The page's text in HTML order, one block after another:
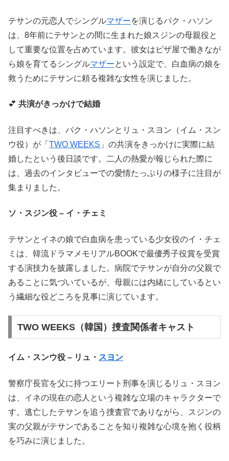
テサンの元恋人でシングルマザーを演じるパク・ハソン
は、8年前にテサンとの間に生まれた娘スジンの母親役と
して重要な位置を占めています。彼女はピザ屋で働きなが
ら娘を育てるシングルマザーという設定で、白血病の娘を
救うためにテサンに頼る複雑な女性を演じました。
💕 共演がきっかけで結婚
注目すべきは、パク・ハソンとリュ・スヨン（イム・スン
ウ役）が「 TWO WEEKS 」の共演をきっかけに実際に結
婚したという後日談です。二人の熱愛が報じられた際に
は、過去のインタビューでの愛情たっぷりの様子に注目が
集まりました。
ソ・スジン役 – イ・チェミ
テサンとイネの娘で白血病を患っている少女役のイ・チェ
ミは、韓流ドラマメモリアルBOOKで最優秀子役賞を受賞
する演技力を披露しました。病院でテサンが自分の父親で
あることに気づいているが、母親には内緒にしているとい
う繊細な役どころを見事に演じています。
TWO WEEKS（韓国）捜査関係者キャスト
イム・スンウ役 – リュ・ スヨン
警察庁長官を父に持つエリート刑事を演じるリュ・スヨン
は、イネの現在の恋人という複雑な立場のキャラクターで
す。逃亡したテサンを追う捜査官でありながら、スジンの
実の父親がテサンであることを知り複雑な心境を抱く役柄
を巧みに演じました。